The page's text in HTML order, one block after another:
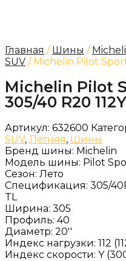
Главная / Шины /
SUV / Michelin Pilot
Michelin Pilot
305/40 R20 112Y
Артикул: 632600
SUV, Летняя, Шины
Бренд шины: Michelin
Модель шины: Pilot
Сезон: Лето
Спецификация: 305/
TL
Ширина: 305
Профиль: 40
Диаметр: 20''
Индекс нагрузки: 112
Индекс скорости: Y